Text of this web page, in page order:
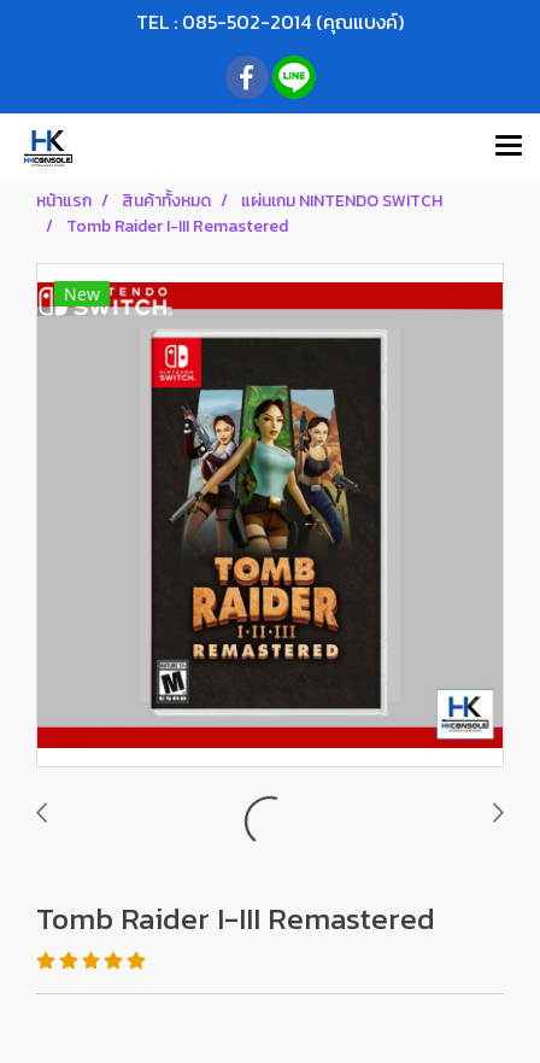
TEL : 085-502-2014 (คุณแบงค์)
หน้าแรก สินค้าทั้งหมด
แผ่นเกม NINTENDO SWITCH
Tomb Raider I-III Remastered
New
Tomb Raider I-III Remastered